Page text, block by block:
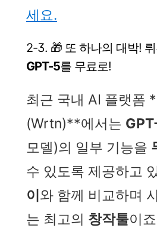
세요.
2-3. 🎁 또 하나의 대박!
GPT-5를 무료로!
최근 국내 AI 플랫폼
(Wrtn)**에서는
모델)의 일부 기능을
수 있도록 제공하고
이 와 함께 비교하며
는 최고의 창작툴이